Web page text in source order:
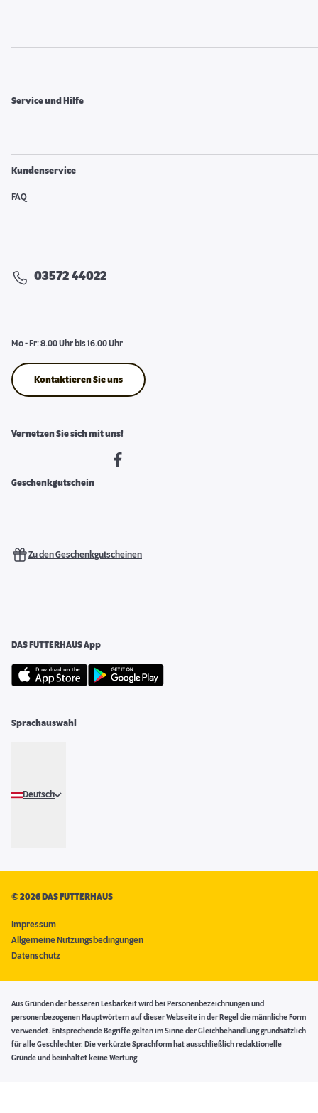
Service und Hilfe
Kundenservice
FAQ
03572 44022
Mo - Fr: 8.00 Uhr bis 16.00 Uhr
Kontaktieren Sie uns
Vernetzen Sie sich mit uns!
Geschenkgutschein
Zu den Geschenkgutscheinen
DAS FUTTERHAUS App
Sprachauswahl
Deutsch
©2026 DAS FUTTERHAUS
Impressum
Allgemeine Nutzungsbedingungen
Datenschutz
Aus Gründen der besseren Lesbarkeit wird bei Personenbezeichnungen und
personenbezogenen Hauptwörtern auf dieser Webseite in der Regel die männliche Form
verwendet. Entsprechende Begriffe gelten im Sinne der Gleichbehandlung grundsätzlich
für alle Geschlechter. Die verkürzte Sprachform hat ausschließlich redaktionelle
Gründe und beinhaltet keine Wertung.